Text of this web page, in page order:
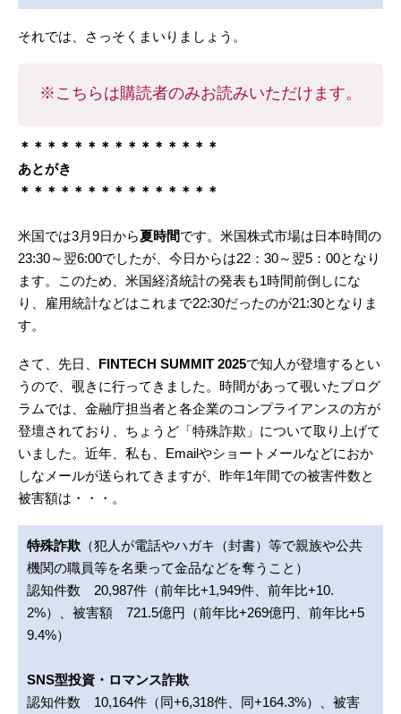
それでは、さっそくまいりましょう。
※こちらは購読者のみお読みいただけます。
＊＊＊＊＊＊＊＊＊＊＊＊＊＊＊
あとがき
＊＊＊＊＊＊＊＊＊＊＊＊＊＊＊
米国では3月9日から夏時間です。米国株式市場は日本時間の
23:30～翌6:00でしたが、今日からは22：30～翌5：00となり
ます。このため、米国経済統計の発表も1時間前倒しにな
り、雇用統計などはこれまで22:30だったのが21:30となりま
す。
さて、先日、 FINTECH SUMMIT 2025で知人が登壇するとい
うので、覗きに行ってきました。時間があって覗いたプログ
ラムでは、金融庁担当者と各企業のコンプライアンスの方が
登壇されており、ちょうど「特殊詐欺」について取り上げて
いました。近年、私も、Emailやショートメールなどにおか
しなメールが送られてきますが、昨年1年間での被害件数と
被害額は・・・。
特殊詐欺 （犯人が電話やハガキ（封書）等で親族や公共
機関の職員等を名乗って金品などを奪うこと）
認知件数 20,987件（前年比+1,949件、前年比+10.
2%）、被害額 721.5億円（前年比+269億円、前年比+5
9.4%）
SNS型投資・ロマンス詐欺
認知件数 10,164件（同+6,318件、同+164.3%）、被害